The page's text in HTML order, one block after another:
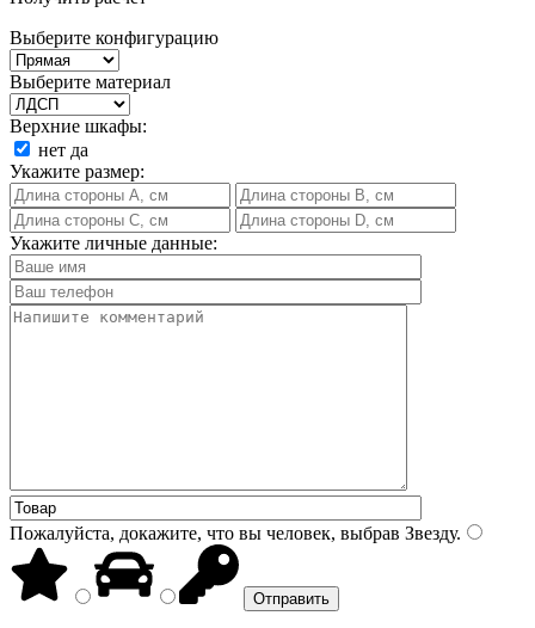
Выберите конфигурацию
Выберите материал
Верхние шкафы:
нет да
Укажите размер:
Укажите личные данные:
Пожалуйста, докажите, что вы человек, выбрав Звезду.